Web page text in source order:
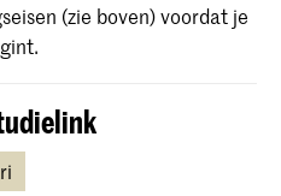
(zie boven) voordat je